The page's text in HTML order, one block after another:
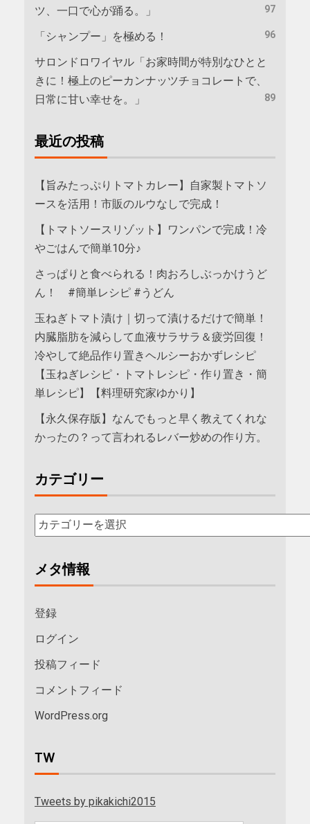
ツ、一口で心が踊る。」
97
「シャンプー」を極める！ 96
サロンドロワイヤル「お家時間が特別なひとと
きに！極上のピーカンナッツチョコレートで、
日常に甘い幸せを。」
89
最近の投稿
【旨みたっぷりトマトカレー】自家製トマトソ
ースを活用！市販のルウなしで完成！
【トマトソースリゾット】ワンパンで完成！冷
やごはんで簡単10分♪
さっぱりと食べられる！肉おろしぶっかけうど
ん！ #簡単レシピ #うどん
玉ねぎトマト漬け｜切って漬けるだけで簡単！
内臓脂肪を減らして血液サラサラ＆疲労回復！
冷やして絶品作り置きヘルシーおかずレシピ
【玉ねぎレシピ・トマトレシピ・作り置き・簡
単レシピ】【料理研究家ゆかり】
【永久保存版】なんでもっと早く教えてくれな
かったの？って言われるレバー炒めの作り方。
カテゴリー
メタ情報
登録
ログイン
投稿フィード
コメントフィード
WordPress.org
TW
Tweets by pikakichi2015